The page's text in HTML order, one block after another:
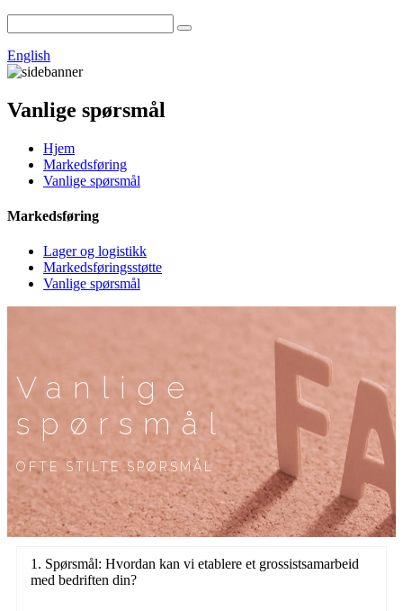
English
Vanlige spørsmål
Hjem
Markedsføring
Vanlige spørsmål
Markedsføring
Lager og logistikk
Markedsføringsstøtte
Vanlige spørsmål
Vanlige
spørsmål
OFTE STILTE SPØRSMÅL
1. Spørsmål: Hvordan kan vi etablere et grossistsamarbeid
med bedriften din?